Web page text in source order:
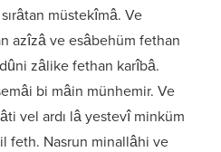
müstekîmâ. Ve
azîzâ ve esâbehüm fethan
zâlike fethan karîbâ.
bi mâin münhemir. Ve
vel ardı lâ yestevî minküm
feth. Nasrun minallâhi ve